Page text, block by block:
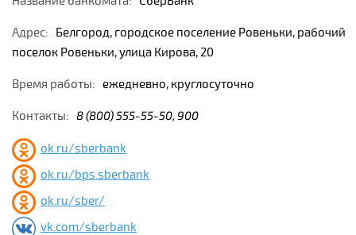
Адрес:
Белгород, городское поселение Ровеньки, рабочий
поселок Ровеньки, улица Кирова, 20
Время работы: ежедневно, круглосуточно
Контакты: 8 (800) 555-55-50, 900
ok.ru/sberbank
ok.ru/bps.sberbank
ok.ru/sber/
vk.com/sberbank